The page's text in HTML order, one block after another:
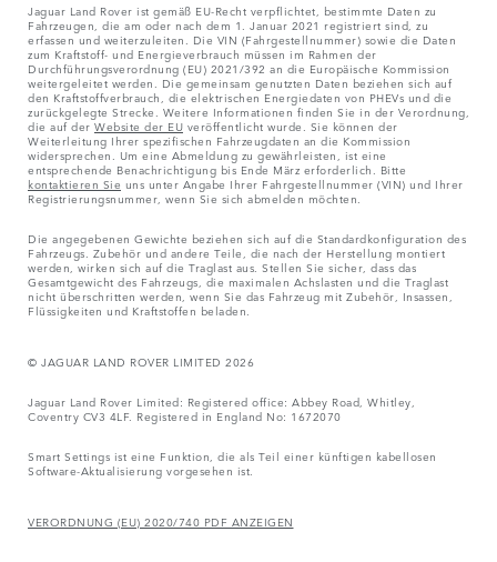
Jaguar Land Rover ist gemäß EU-Recht verpflichtet, bestimmte Daten zu
Fahrzeugen, die am oder nach dem 1. Januar 2021 registriert sind, zu
erfassen und weiterzuleiten. Die VIN (Fahrgestellnummer) sowie die Daten
zum Kraftstoff- und Energieverbrauch müssen im Rahmen der
Durchführungsverordnung (EU) 2021/392 an die Europäische Kommission
weitergeleitet werden. Die gemeinsam genutzten Daten beziehen sich auf
den Kraftstoffverbrauch, die elektrischen Energiedaten von PHEVs und die
zurückgelegte Strecke. Weitere Informationen finden Sie in der Verordnung,
die auf derWebsite der EU veröffentlicht wurde. Sie können der
Weiterleitung Ihrer spezifischen Fahrzeugdaten an die Kommission
widersprechen. Um eine Abmeldung zu gewährleisten, ist eine
entsprechende Benachrichtigung bis Ende März erforderlich. Bitte
kontaktieren Sie uns unter Angabe Ihrer Fahrgestellnummer (VIN) und Ihrer
Registrierungsnummer, wenn Sie sich abmelden möchten.
Die angegebenen Gewichte beziehen sich auf die Standardkonfiguration des
Fahrzeugs. Zubehör und andere Teile, die nach der Herstellung montiert
werden, wirken sich auf die Traglast aus. Stellen Sie sicher, dass das
Gesamtgewicht des Fahrzeugs, die maximalen Achslasten und die Traglast
nicht überschritten werden, wenn Sie das Fahrzeug mit Zubehör, Insassen,
Flüssigkeiten und Kraftstoffen beladen.
© JAGUAR LAND ROVER LIMITED 2026
Jaguar Land Rover Limited: Registered office: Abbey Road, Whitley,
Coventry CV3 4LF. Registered in England No: 1672070
Smart Settings ist eine Funktion, die als Teil einer künftigen kabellosen
Software-Aktualisierung vorgesehen ist.
VERORDNUNG (EU) 2020/740 PDF ANZEIGEN